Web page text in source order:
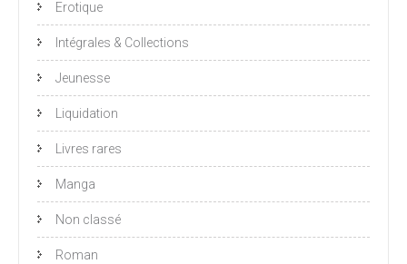
Erotique
Intégrales & Collections
Jeunesse
Liquidation
Livres rares
Manga
Non classé
Roman